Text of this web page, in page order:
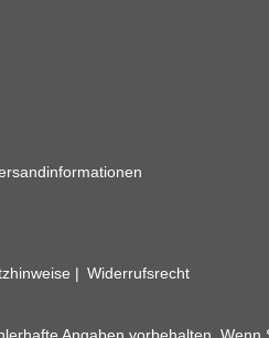
Widerrufsrecht